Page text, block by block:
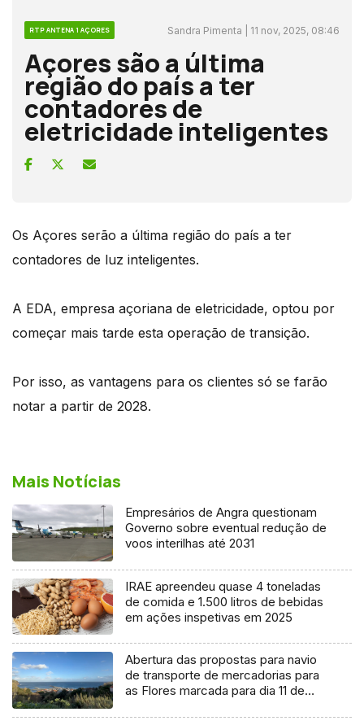
RTP ANTENA 1 AÇORES Sandra Pimenta | 11 nov, 2025, 08:46
Açores são a última
região do país a ter
contadores de
eletricidade inteligentes
Os Açores serão a última região do país a ter
contadores de luz inteligentes.
A EDA, empresa açoriana de eletricidade, optou por
começar mais tarde esta operação de transição.
Por isso, as vantagens para os clientes só se farão
notar a partir de 2028.
Mais Notícias
Empresários de Angra questionam
Governo sobre eventual redução de
voos interilhas até 2031
IRAE apreendeu quase 4 toneladas
de comida e 1.500 litros de bebidas
em ações inspetivas em 2025
Abertura das propostas para navio
de transporte de mercadorias para
as Flores marcada para dia 11 de